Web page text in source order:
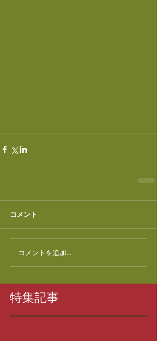
コメント
コメントを追加…
特集記事